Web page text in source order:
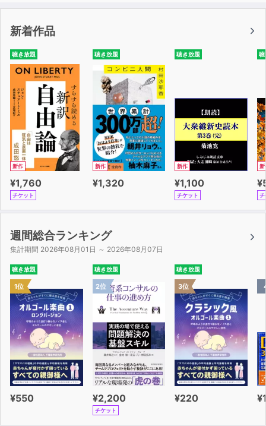
9 元職員から聞いた、UFO研究施設「エリア51」の真相
10 突如、いずこかへ消えてしまった灯台守
キリン10の秘密
1東京と僕/2キリンの自宅公開
第2章 影の世界の住人たち
11 史上最凶。93人の殺人を自白した男
12 平成の未成年犯罪で初めて「死刑判決」が下された事
13 「IQ160」の変態殺人鬼夫婦
ュ」
16 寝ている隙に髪の毛を奪っていく理髪師
17 実在しない人の自叙伝がベストセラーになった話
18 謎多きビットコイン創始者「サトシ・ナカモト」
キリン10の秘密
3YouTuberの一日/4キリンの本当の性格
第3章 世を惑わす悪の魂
19 6体の悪魔に憑つかれた少女の悲劇
20 他殺、自殺事件が絶えず起きる「死のホテル」
21 幽霊が出るかどうかを争った裁判
22 ポルターガイストが起こる岐阜県の団地
新着作品
聴き放題
新作
¥1,760
チケット
聴き放題
新作
¥1,320
聴き放題
新作
¥1,100
チケット
聴
新
チ
週間総合ランキング
集計期間 2026年08月01日 ～ 2026年08月07日
聴き放題
1位
¥550
聴き放題
2位
¥2,200
チケット
聴き放題
3位
¥220